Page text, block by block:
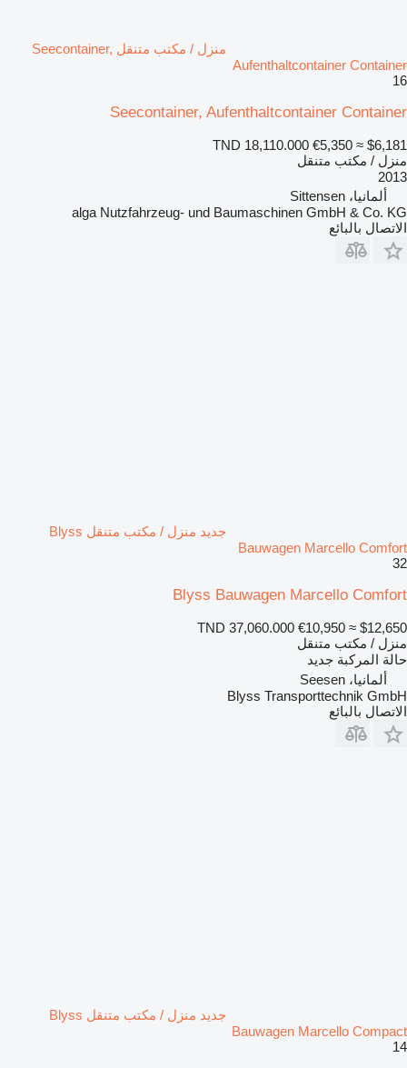
منزل / مكتب متنقل Seecontainer,
Aufenthaltcontainer Container
16
Seecontainer, Aufenthaltcontainer Container
TND 18,110.000 €5,350 ≈ $6,181
منزل / مكتب متنقل
2013
ألمانيا، Sittensen
alga Nutzfahrzeug- und Baumaschinen GmbH & Co. KG
الاتصال بالبائع
جديد منزل / مكتب متنقل Blyss
Bauwagen Marcello Comfort
32
Blyss Bauwagen Marcello Comfort
TND 37,060.000 €10,950 ≈ $12,650
منزل / مكتب متنقل
حالة المركبة جديد
ألمانيا، Seesen
Blyss Transporttechnik GmbH
الاتصال بالبائع
جديد منزل / مكتب متنقل Blyss
Bauwagen Marcello Compact
14